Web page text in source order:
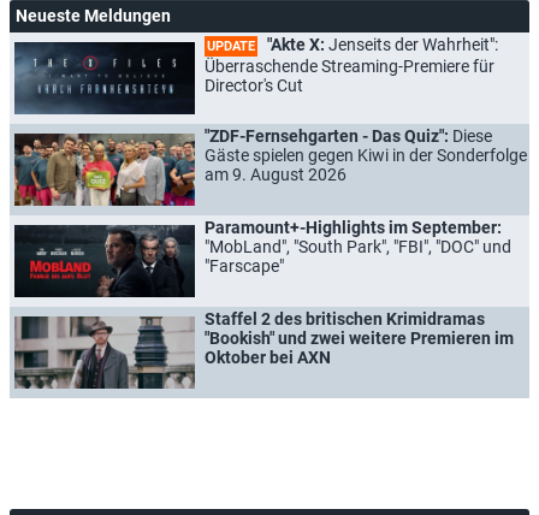
Neueste Meldungen
UPDATE "Akte X: Jenseits der Wahrheit":
Überraschende Streaming-Premiere für
Director's Cut
"ZDF-Fernsehgarten - Das Quiz": Diese
Gäste spielen gegen Kiwi in der Sonderfolge
am 9. August 2026
Paramount+-Highlights im September:
"MobLand", "South Park", "FBI", "DOC" und
"Farscape"
Staffel 2 des britischen Krimidramas
"Bookish" und zwei weitere Premieren im
Oktober bei AXN